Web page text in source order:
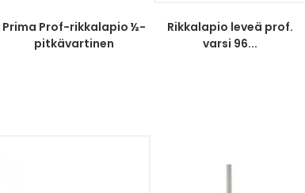
Prima Prof-rikkalapio ½-
pitkävartinen
Rikkalapio leveä prof.
varsi 96...